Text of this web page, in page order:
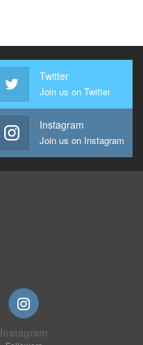
Twitter
Join us on Twitter
Instagram
Join us on Instagram
Instagram